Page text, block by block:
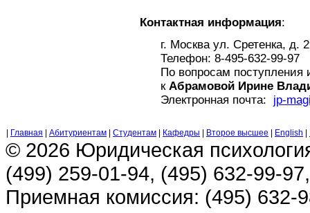
Контактная информация:
г. Москва ул. Сретенка, д.
Телефон: 8-495-632-99-97
По вопросам поступления
к Абрамовой Ирине
Электронная почта: jp-
Главная Абитуриентам Студентам Кафедры Второе высшее English
© 2026 Юридическая
(499) 259-01-94, (495) 632-99-
Приемная комиссия: (495) 632-